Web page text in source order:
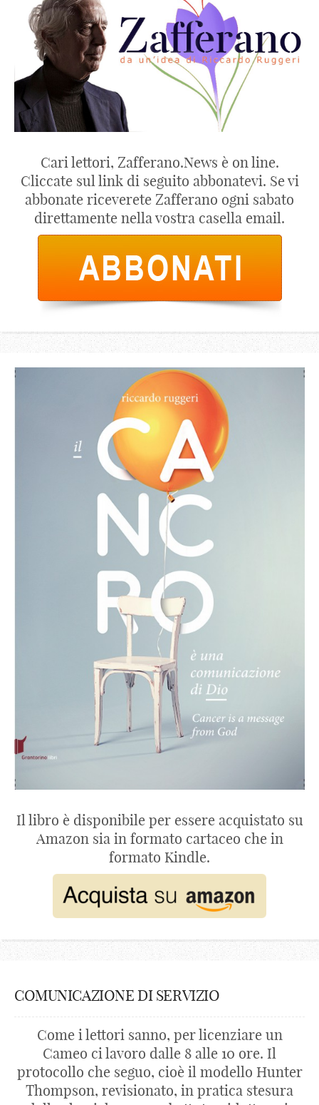
Cari lettori, Zafferano.News è on line.
Cliccate sul link di seguito abbonatevi. Se vi
abbonate riceverete Zafferano ogni sabato
direttamente nella vostra casella email.
Il libro è disponibile per essere acquistato su
Amazon sia in formato cartaceo che in
formato Kindle.
COMUNICAZIONE DI SERVIZIO
Come i lettori sanno, per licenziare un
Cameo ci lavoro dalle 8 alle 10 ore. Il
protocollo che seguo, cioè il modello Hunter
Thompson, revisionato, in pratica stesura